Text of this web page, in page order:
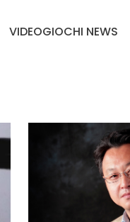
VIDEOGIOCHI NEWS